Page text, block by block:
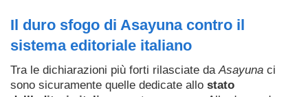
Il duro sfogo di Asayuna contro il
sistema editoriale italiano
Tra le dichiarazioni più forti rilasciate daAsayuna ci
sono sicuramente quelle dedicate allo stato